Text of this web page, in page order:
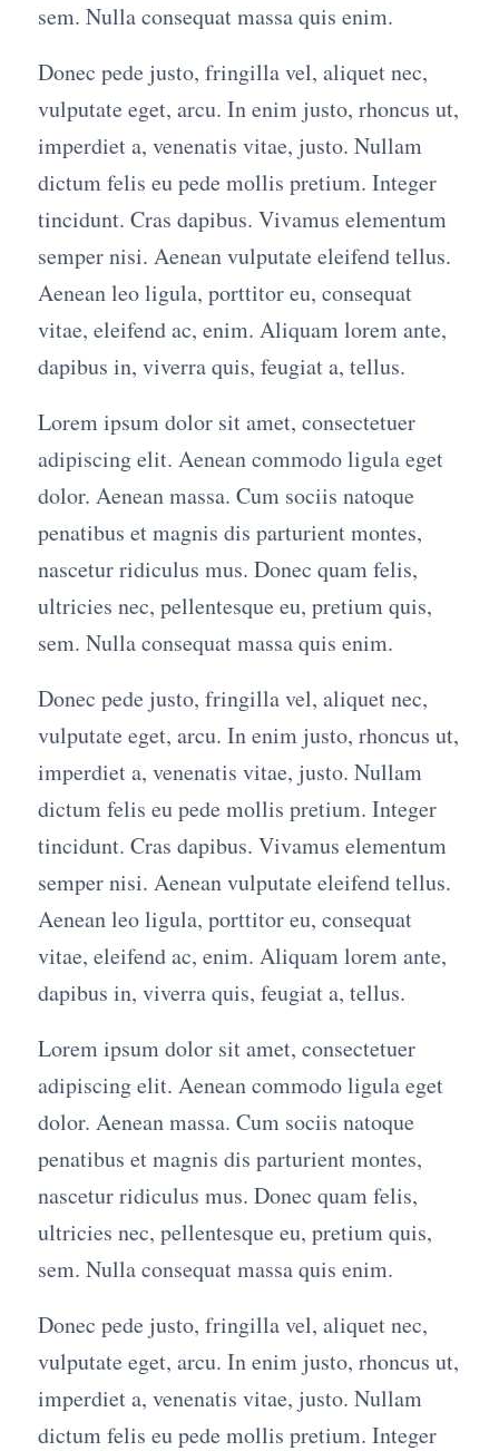
sem. Nulla consequat massa quis enim.
Donec pede justo, fringilla vel, aliquet nec,
vulputate eget, arcu. In enim justo, rhoncus ut,
imperdiet a, venenatis vitae, justo. Nullam
dictum felis eu pede mollis pretium. Integer
tincidunt. Cras dapibus. Vivamus elementum
semper nisi. Aenean vulputate eleifend tellus.
Aenean leo ligula, porttitor eu, consequat
vitae, eleifend ac, enim. Aliquam lorem ante,
dapibus in, viverra quis, feugiat a, tellus.
Lorem ipsum dolor sit amet, consectetuer
adipiscing elit. Aenean commodo ligula eget
dolor. Aenean massa. Cum sociis natoque
penatibus et magnis dis parturient montes,
nascetur ridiculus mus. Donec quam felis,
ultricies nec, pellentesque eu, pretium quis,
sem. Nulla consequat massa quis enim.
Donec pede justo, fringilla vel, aliquet nec,
vulputate eget, arcu. In enim justo, rhoncus ut,
imperdiet a, venenatis vitae, justo. Nullam
dictum felis eu pede mollis pretium. Integer
tincidunt. Cras dapibus. Vivamus elementum
semper nisi. Aenean vulputate eleifend tellus.
Aenean leo ligula, porttitor eu, consequat
vitae, eleifend ac, enim. Aliquam lorem ante,
dapibus in, viverra quis, feugiat a, tellus.
Lorem ipsum dolor sit amet, consectetuer
adipiscing elit. Aenean commodo ligula eget
dolor. Aenean massa. Cum sociis natoque
penatibus et magnis dis parturient montes,
nascetur ridiculus mus. Donec quam felis,
ultricies nec, pellentesque eu, pretium quis,
sem. Nulla consequat massa quis enim.
Donec pede justo, fringilla vel, aliquet nec,
vulputate eget, arcu. In enim justo, rhoncus ut,
imperdiet a, venenatis vitae, justo. Nullam
dictum felis eu pede mollis pretium. Integer